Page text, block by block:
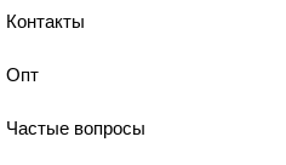
Контакты
Опт
Частые вопросы